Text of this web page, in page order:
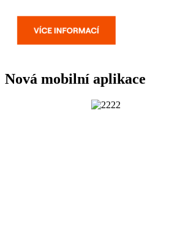
Nová mobilní aplikace